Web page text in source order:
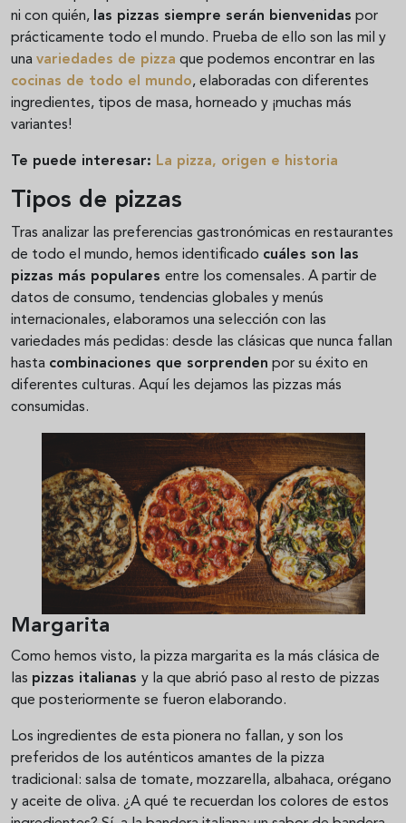
ni con quién, las pizzas siempre serán bienvenidas por
prácticamente todo el mundo. Prueba de ello son las mil y
una variedades de pizza que podemos encontrar en las
cocinas de todo el mundo, elaboradas con diferentes
ingredientes, tipos de masa, horneado y ¡muchas más
variantes!
Te puede interesar: La pizza, origen e historia
Tipos de pizzas
Tras analizar las preferencias gastronómicas en restaurantes
de todo el mundo, hemos identificado cuáles son las
pizzas más populares entre los comensales. A partir de
datos de consumo, tendencias globales y menús
internacionales, elaboramos una selección con las
variedades más pedidas: desde las clásicas que nunca fallan
hasta combinaciones que sorprenden por su éxito en
diferentes culturas. Aquí les dejamos las pizzas más
consumidas.
Margarita
Como hemos visto, la pizza margarita es la más clásica de
las pizzas italianas y la que abrió paso al resto de pizzas
que posteriormente se fueron elaborando.
Los ingredientes de esta pionera no fallan, y son los
preferidos de los auténticos amantes de la pizza
tradicional: salsa de tomate, mozzarella, albahaca, orégano
y aceite de oliva. ¿A qué te recuerdan los colores de estos